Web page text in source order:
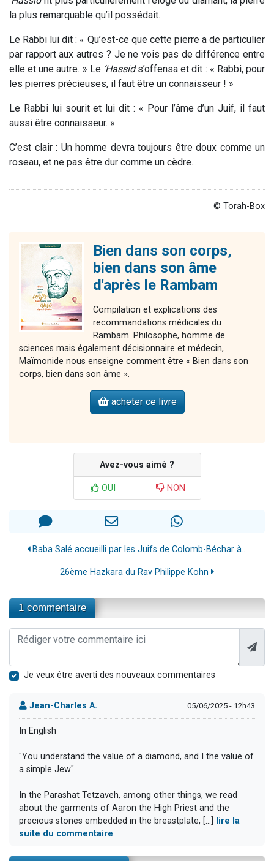
la plus remarquable qu’il possédait.
Le Rabbi lui dit : « Qu’est-ce que cette pierre a de particulier
par rapport aux autres ? Je ne vois pas de différence entre
elle et une autre. » Le ‘Hassids’offensa et dit : « Rabbi, pour
les pierres précieuses, il faut être un connaisseur ! »
Le Rabbi lui sourit et lui dit : « Pour l’âme d’un Juif, il faut
aussi être connaisseur. »
C’est clair : Un homme devra toujours être doux comme un
roseau, et ne pas être dur comme un cèdre...
© Torah-Box
Bien dans son corps,
bien dans son âme
d'après le Rambam
Compilation et explications des
recommandations médicales du
Rambam. Philosophe, homme de
sciences mais également décisionnaire et médecin,
Maïmonide nous enseigne comment être « Bien dans son
corps, bien dans son âme ».
acheter ce livre
Avez-vous aimé ?
OUI NON
Baba Salé accueilli par les Juifs de Colomb-Béchar à...
26ème Hazkara du Rav Philippe Kohn
1 commentaire
Je veux être averti des nouveaux commentaires
Jean-Charles A. 05/06/2025 - 12h43
In English
"You understand the value of a diamond, and I the value of
a simple Jew"
In the Parashat Tetzaveh, among other things, we read
about the garments of Aaron the High Priest and the
precious stones embedded in the breastplate, [...]
lire la
suite du commentaire